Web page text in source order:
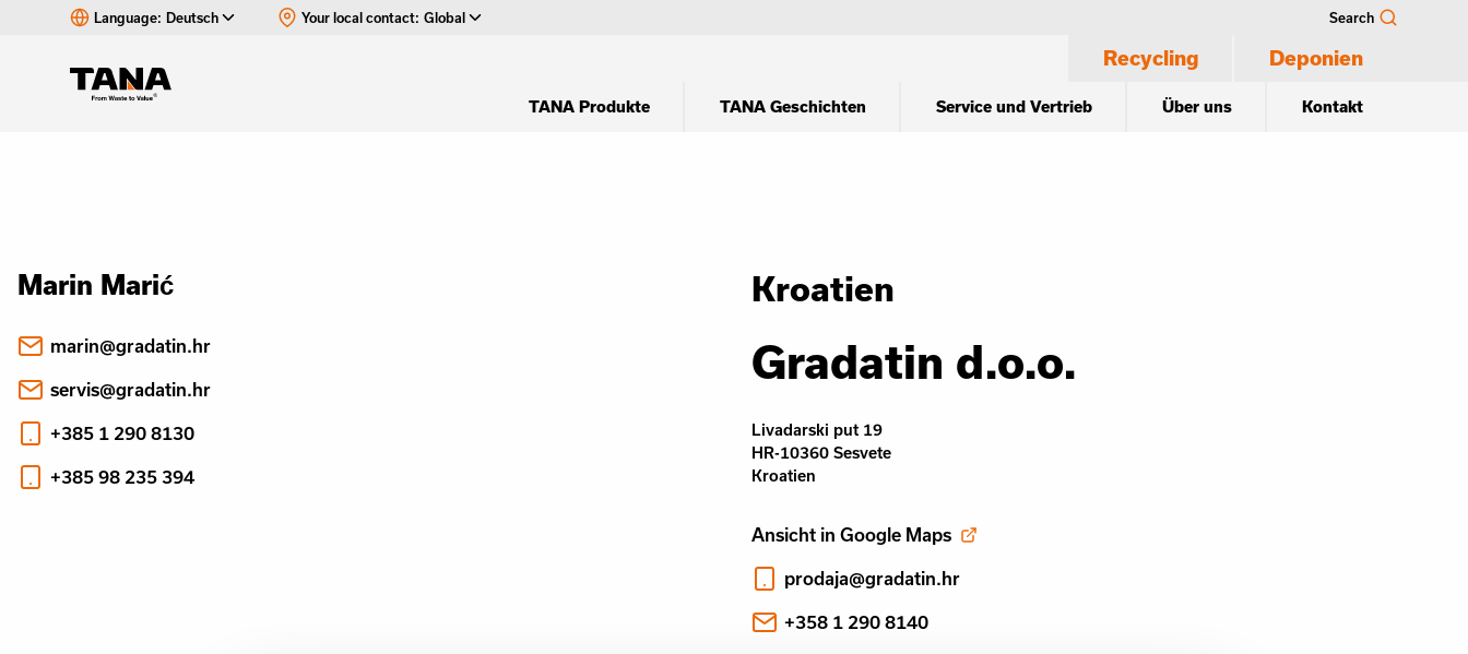
Language: Deutsch Your local contact: Global Search
Recycling Deponien
TANA Produkte TANA Geschichten Service und Vertrieb Über uns Kontakt
Marin Marić
marin@gradatin.hr
servis@gradatin.hr
+385 1 290 8130
+385 98 235 394
Kroatien
Gradatin d.o.o.
Livadarski put 19
HR-10360 Sesvete
Kroatien
Ansicht in Google Maps
prodaja@gradatin.hr
+358 1 290 8140